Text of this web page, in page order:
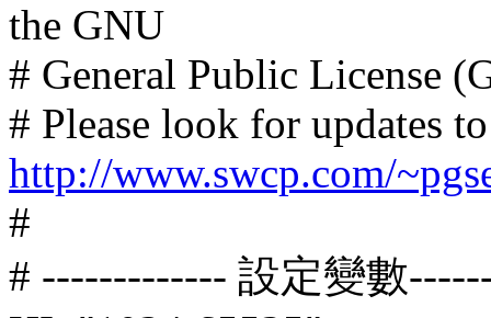
the GNU
# General Public License
# Please look for updates
http://www.swcp.com/
#
# ------------- 設定變數